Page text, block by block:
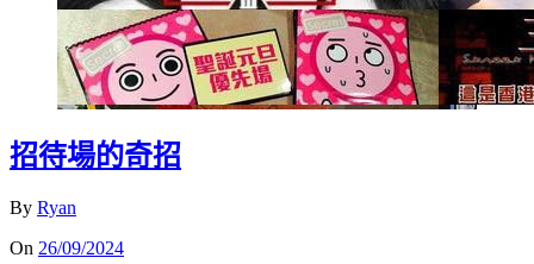
招待場的奇招
By Ryan
On 26/09/2024